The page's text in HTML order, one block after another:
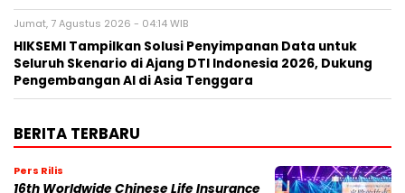
Jumat, 7 Agustus 2026 - 04:14 WIB
HIKSEMI Tampilkan Solusi Penyimpanan Data untuk
Seluruh Skenario di Ajang DTI Indonesia 2026, Dukung
Pengembangan AI di Asia Tenggara
BERITA TERBARU
Pers Rilis
16th Worldwide Chinese Life Insurance